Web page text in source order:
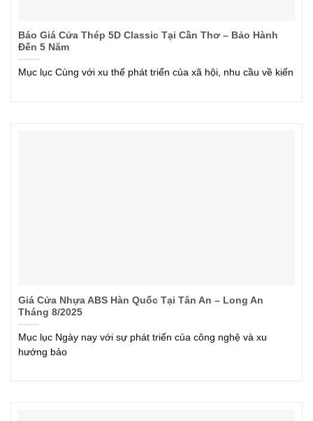
Báo Giá Cửa Thép 5D Classic Tại Cần Thơ – Bảo Hành
Đến 5 Năm
Mục lục Cùng với xu thế phát triển của xã hội, nhu cầu về kiến
Giá Cửa Nhựa ABS Hàn Quốc Tại Tân An – Long An
Tháng 8/2025
Mục lục Ngày nay với sự phát triển của công nghệ và xu
hướng bảo